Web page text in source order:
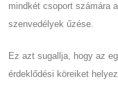
mindkét csoport számára
szenvedélyek űzése.
Ez azt sugallja, hogy az
érdeklődési köreiket